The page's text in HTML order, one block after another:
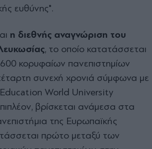
ευθύνης".
η διεθνής αναγνώριση του
, το οποίο κατατάσσεται
κορυφαίων πανεπιστημίων
συνεχή χρονιά σύμφωνα με
World University
βρίσκεται ανάμεσα στα
της Ευρωπαϊκής
πρώτο μεταξύ των